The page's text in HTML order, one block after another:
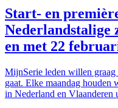
Start- en
Nederlandstalige
en met 22
MijnSerie leden willen graag
gaat. Elke maandag houden
in Nederland en Vlaanderen